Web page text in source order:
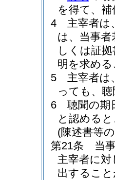
を得て、
4
主宰者は
は、当事
しくは証
明を求め
5
主宰者は
っても、
6
聴聞の期
と認める
(陳述書等
第21条
当
主宰者に
出するこ